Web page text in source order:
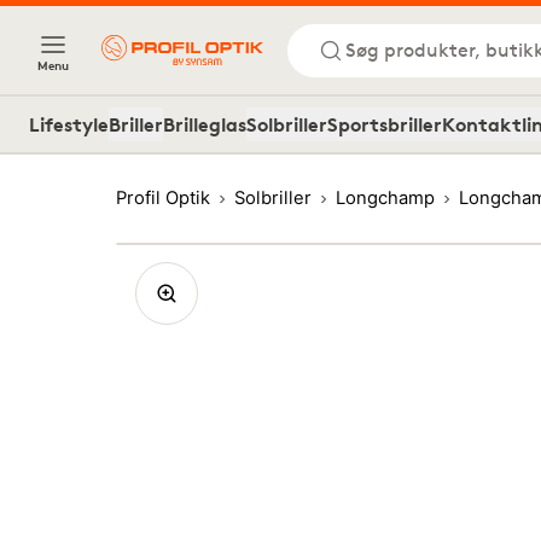
Menu
Søg produkter,
LifestyleBrillerBrilleglasSolbrillerSportsbriller
Profil Optik Solbriller Longchamp